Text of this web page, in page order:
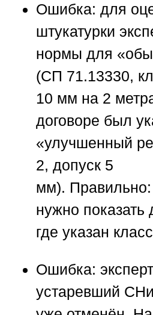
Ошибка: для
штукатурки
нормы для
(СП 71.13330,
10 мм на 2
договоре был
«улучшенный
2, допуск 5
мм). Правильно:
нужно показать
где указан
Ошибка:
устаревший